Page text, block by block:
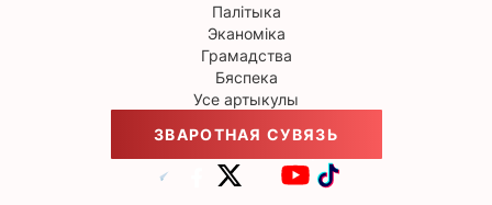
Палітыка
Эканоміка
Грамадства
Бяспека
Усе артыкулы
ЗВАРОТНАЯ СУВЯЗЬ